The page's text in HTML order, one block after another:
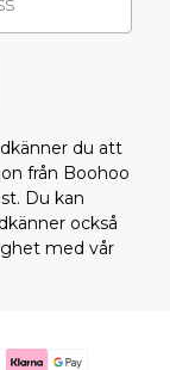
du att
från Boohoo
Du kan
också
med vår